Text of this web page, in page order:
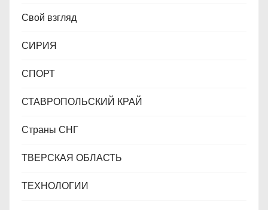
Свой взгляд
СИРИЯ
СПОРТ
СТАВРОПОЛЬСКИЙ КРАЙ
Страны СНГ
ТВЕРСКАЯ ОБЛАСТЬ
ТЕХНОЛОГИИ